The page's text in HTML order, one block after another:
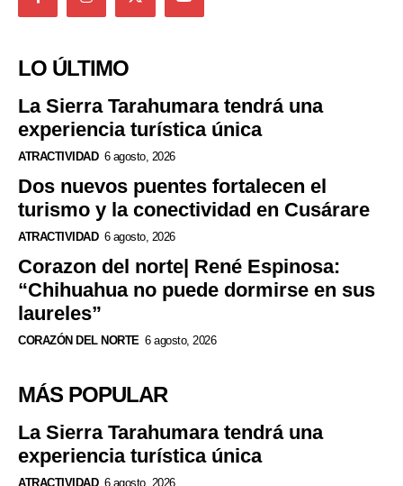
LO ÚLTIMO
La Sierra Tarahumara tendrá una
experiencia turística única
ATRACTIVIDAD 6 agosto, 2026
Dos nuevos puentes fortalecen el
turismo y la conectividad en Cusárare
ATRACTIVIDAD 6 agosto, 2026
Corazon del norte| René Espinosa:
“Chihuahua no puede dormirse en sus
laureles”
CORAZÓN DEL NORTE 6 agosto, 2026
MÁS POPULAR
La Sierra Tarahumara tendrá una
experiencia turística única
ATRACTIVIDAD 6 agosto, 2026